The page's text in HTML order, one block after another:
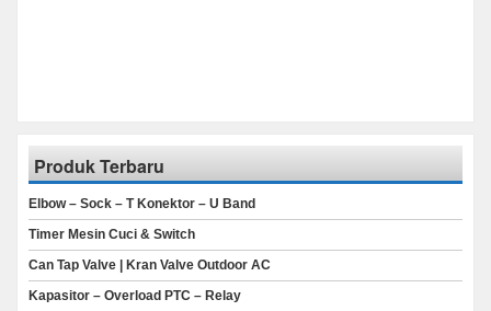
Produk Terbaru
Elbow – Sock – T Konektor – U Band
Timer Mesin Cuci & Switch
Can Tap Valve | Kran Valve Outdoor AC
Kapasitor – Overload PTC – Relay